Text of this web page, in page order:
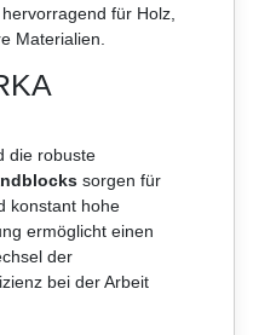
für Holz,
Materialien.
die robuste
sorgen für
konstant hohe
ermöglicht einen
der
bei der Arbeit